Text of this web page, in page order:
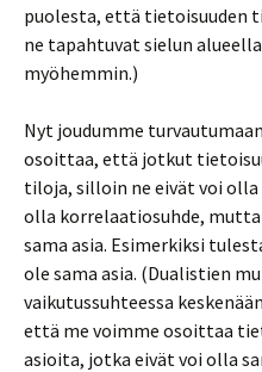
puolesta, että tietoisuuden
ne tapahtuvat sielun
myöhemmin.)
Nyt joudumme
osoittaa, että jotkut
tiloja, silloin ne eivät voi
olla korrelaatiosuhde,
sama asia. Esimerkiksi
ole sama asia. (Dualistien
vaikutussuhteessa
että me voimme osoittaa
asioita, jotka eivät voi olla